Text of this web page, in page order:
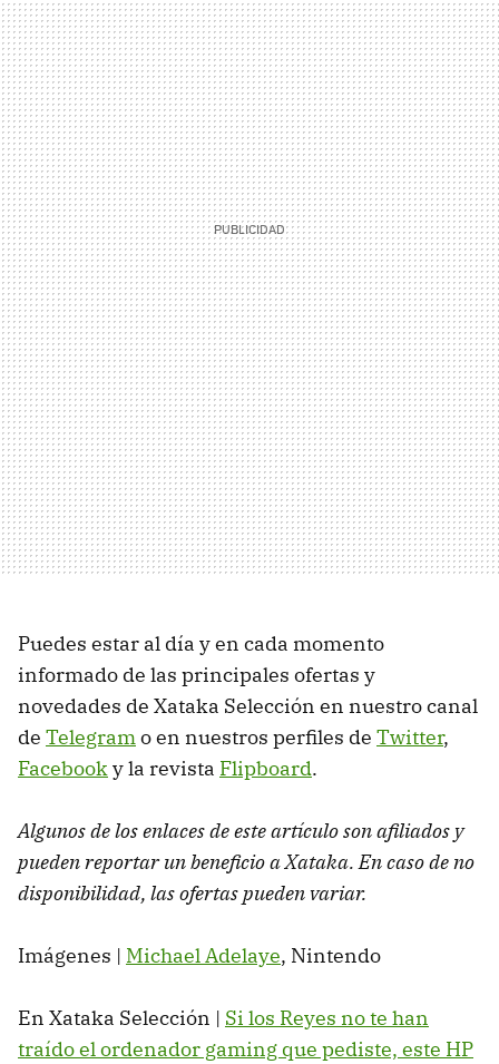
Puedes estar al día y en cada momento
informado de las principales ofertas y
novedades de Xataka Selección en nuestro canal
de Telegramo en nuestros perfiles de Twitter,
Facebooky la revista Flipboard.
Algunos de los enlaces de este artículo son afiliados y
pueden reportar un beneficio a Xataka. En caso de no
disponibilidad, las ofertas pueden variar.
Imágenes | Michael Adelaye, Nintendo
En Xataka Selección | Si los Reyes no te han
traído el ordenador gaming que pediste, este HP